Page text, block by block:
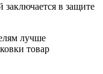
в защите
лучше
товар